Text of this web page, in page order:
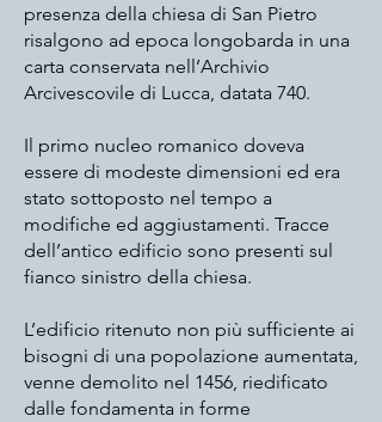
presenza della chiesa di San Pietro
risalgono ad epoca longobarda in una
carta conservata nell’Archivio
Arcivescovile di Lucca, datata 740.
Il primo nucleo romanico doveva
essere di modeste dimensioni ed era
stato sottoposto nel tempo a
modifiche ed aggiustamenti. Tracce
dell’antico edificio sono presenti sul
fianco sinistro della chiesa.
L’edificio ritenuto non più sufficiente ai
bisogni di una popolazione aumentata,
venne demolito nel 1456, riedificato
dalle fondamenta in forme